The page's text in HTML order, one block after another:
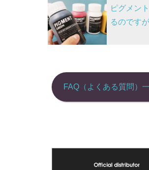
e
b
o
k
e
dI
稿
ナ
ビ
ー
シ
ョ
ピグメン
るのですが
FAQ（よくある質問）